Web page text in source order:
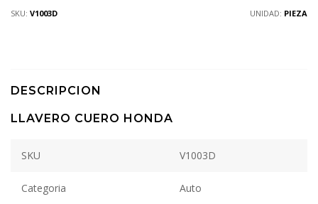
SKU: V1003D UNIDAD: PIEZA
DESCRIPCION
LLAVERO CUERO HONDA
SKU V1003D
Categoria Auto